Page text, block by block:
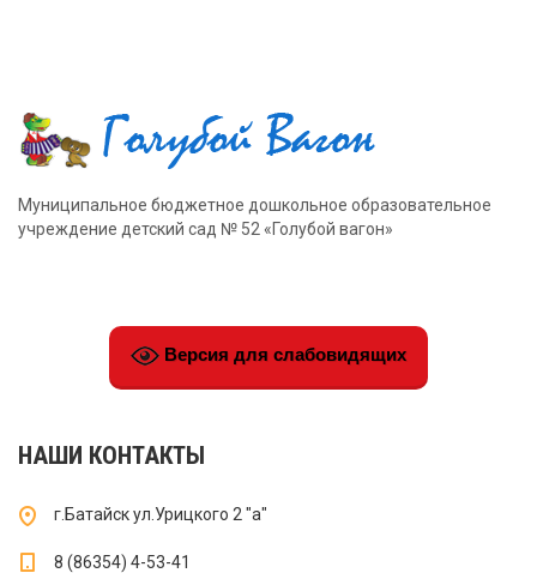
Муниципальное бюджетное дошкольное образовательное
учреждение детский сад № 52 «Голубой вагон»
Версия для слабовидящих
НАШИ КОНТАКТЫ
г.Батайск ул.Урицкого 2 "а"
8 (86354) 4-53-41